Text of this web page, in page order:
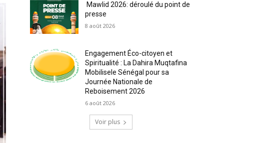
Mawlid 2026: déroulé du point de
presse
8 août 2026
Engagement Éco-citoyen et
Spiritualité : La Dahira Muqtafina
Mobilisele Sénégal pour sa
Journée Nationale de
Reboisement 2026
6 août 2026
Voir plus